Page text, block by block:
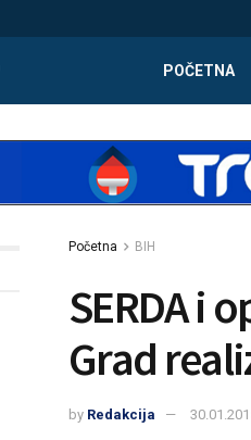
POČETNA
Početna BIH
SERDA i
Grad
by Redakcija